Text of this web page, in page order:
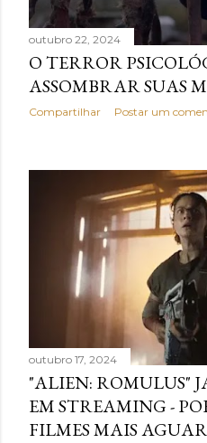
outubro 22, 2024
O TERROR
ASSOMBRAR SUAS
Compartilhar Postar um
outubro 17, 2024
"ALIEN: ROMULUS"
EM STREAMING -
FILMES MAIS